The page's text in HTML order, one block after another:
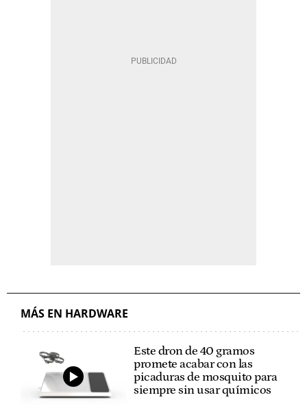
MÁS EN HARDWARE
Este dron de 40 gramos
promete acabar con las
picaduras de mosquito para
siempre sin usar químicos